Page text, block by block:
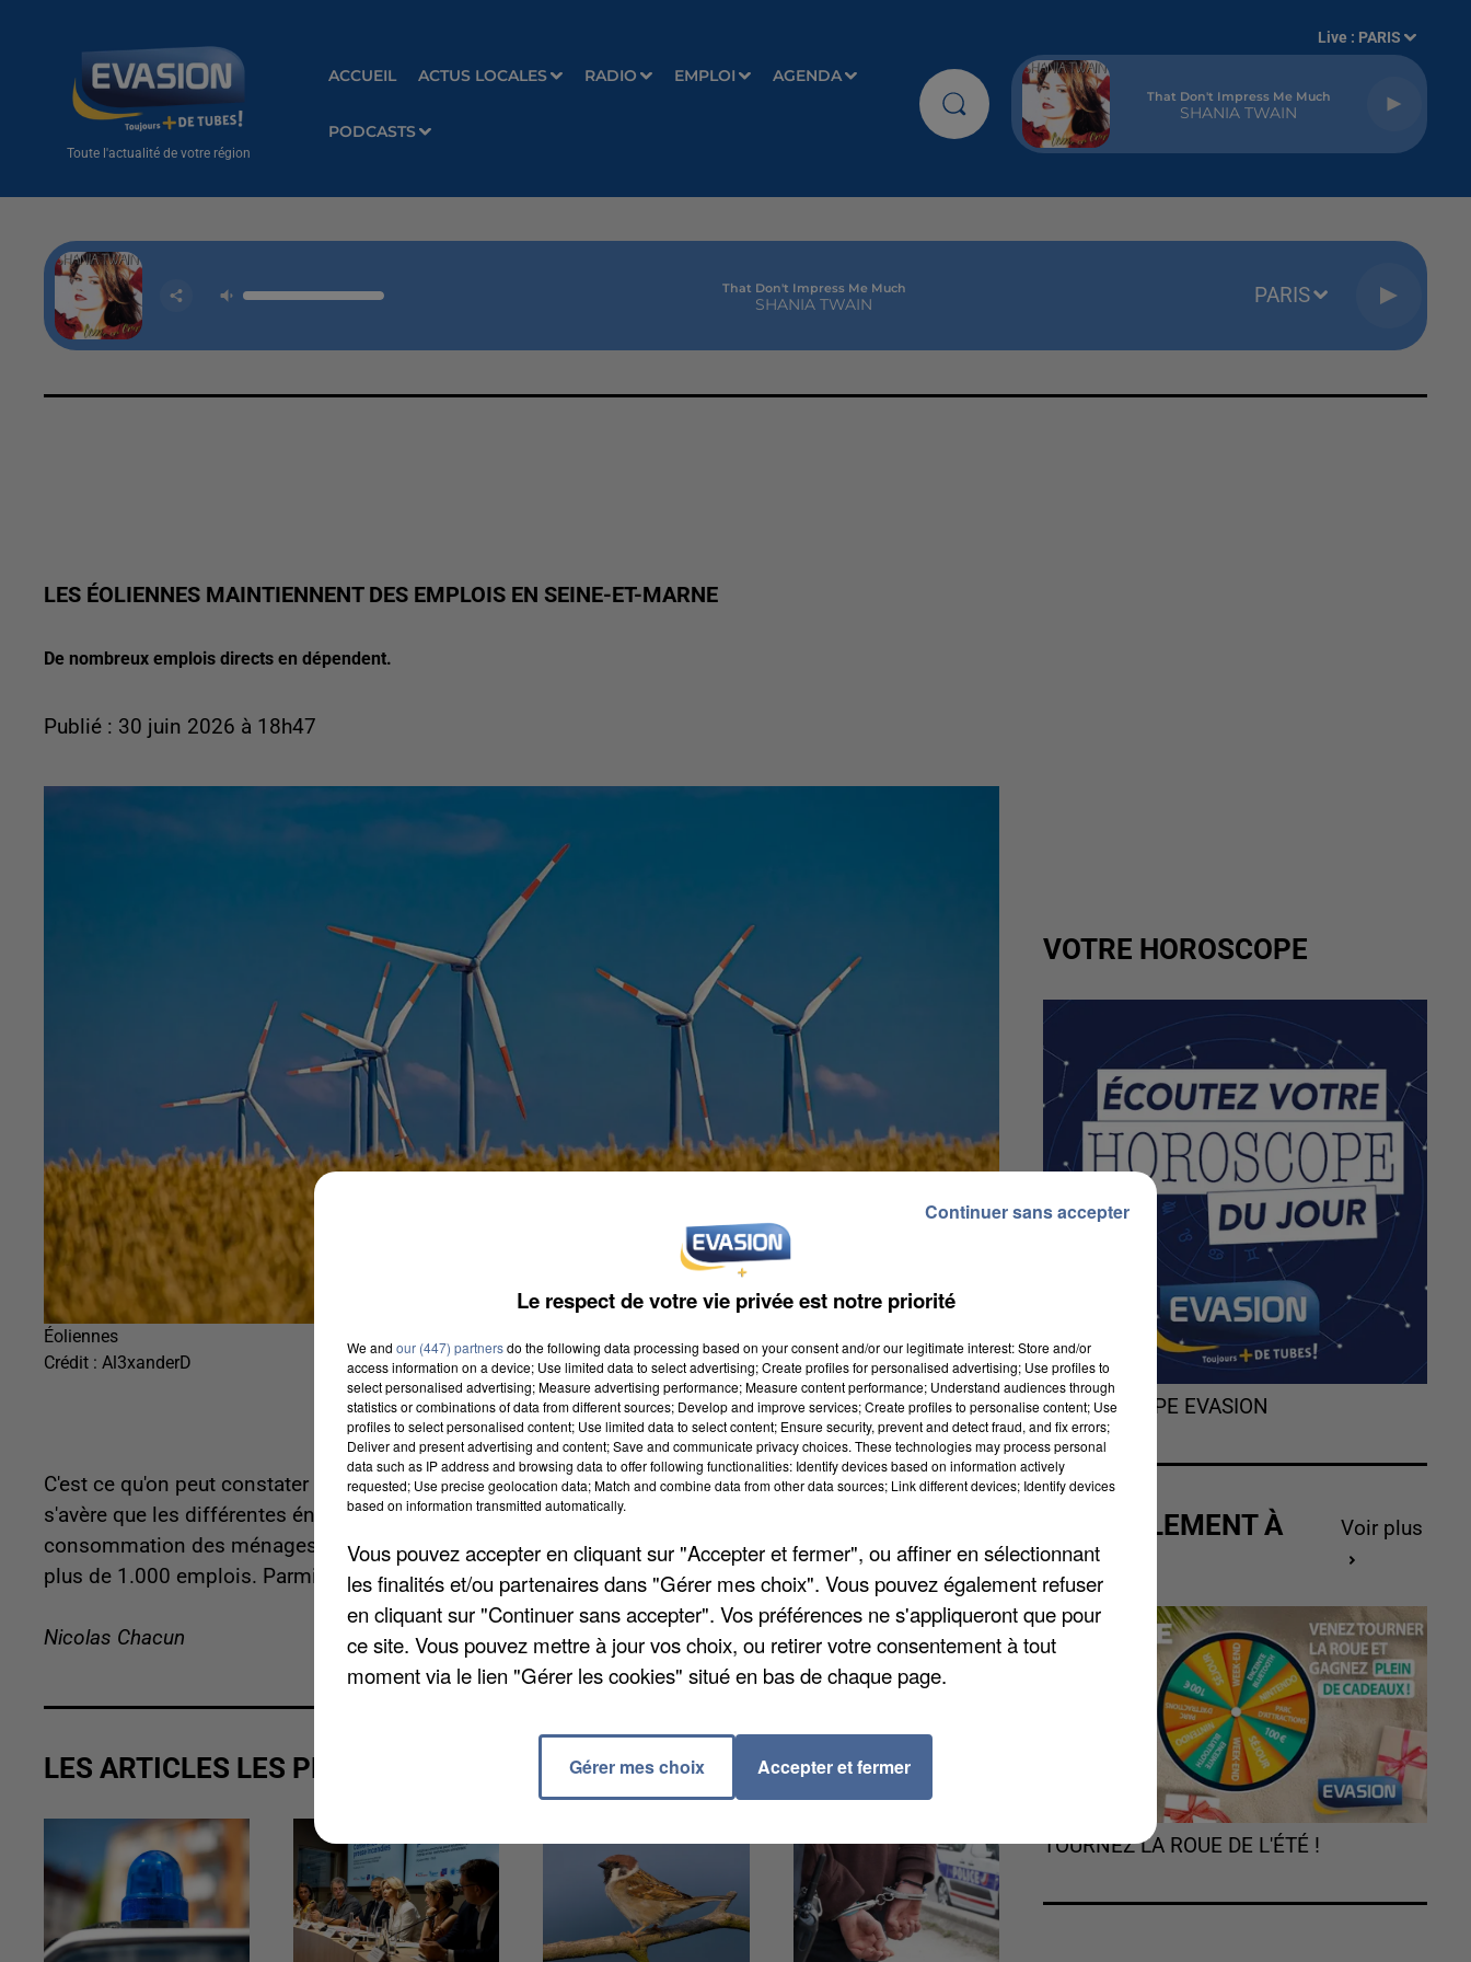
Toute l'actualité de votre région
ACCUEIL ACTUS LOCALES RADIO EMPLOI AGENDA
PODCASTS
Live : PARIS
That Don't Impress Me Much
SHANIA TWAIN
That Don't Impress Me Much
SHANIA TWAIN PARIS
LES ÉOLIENNES MAINTIENNENT DES EMPLOIS EN SEINE-ET-MARNE
De nombreux emplois directs en dépendent.
Publié : 30 juin 2026 à 18h47
Éoliennes
Crédit : Al3xanderD
C'est ce qu'on peut constater dans l'Atlas mis en ligne par le Syndicat des énergies renouvelables. Il
s'avère que les différentes énergies soutiennent des emplois, que ce soit directement ou même via la
consommation des ménages ou les dépenses publiques. En Seine-et-Marne, l'éolien terrestre soutient
plus de 1.000 emplois. Parmi ces derniers, on trouve quasiment 190 emplois directs.
Nicolas Chacun
LES ARTICLES LES PLUS VUS
VOTRE HOROSCOPE
L'HOROSCOPE EVASION
ACTUELLEMENT À
GAGNER
Voir plus
TOURNEZ LA ROUE DE L'ÉTÉ !
Le respect de votre vie privée est notre priorité
We and our (447) partnersdo the following data processing based on your consent and/or our legitimate interest: Store and/or
access information on a device; Use limited data to select advertising; Create profiles for personalised advertising; Use profiles to
select personalised advertising; Measure advertising performance; Measure content performance; Understand audiences through
statistics or combinations of data from different sources; Develop and improve services; Create profiles to personalise content; Use
profiles to select personalised content; Use limited data to select content; Ensure security, prevent and detect fraud, and fix errors;
Deliver and present advertising and content; Save and communicate privacy choices. These technologies may process personal
data such as IP address and browsing data to offer following functionalities: Identify devices based on information actively
requested; Use precise geolocation data; Match and combine data from other data sources; Link different devices; Identify devices
based on information transmitted automatically.
Vous pouvez accepter en cliquant sur "Accepter et fermer", ou affiner en sélectionnant
les finalités et/ou partenaires dans "Gérer mes choix". Vous pouvez également refuser
en cliquant sur "Continuer sans accepter". Vos préférences ne s'appliqueront que pour
ce site. Vous pouvez mettre à jour vos choix, ou retirer votre consentement à tout
moment via le lien "Gérer les cookies" situé en bas de chaque page.
Gérer mes choix Accepter et fermer
Continuer sans accepter